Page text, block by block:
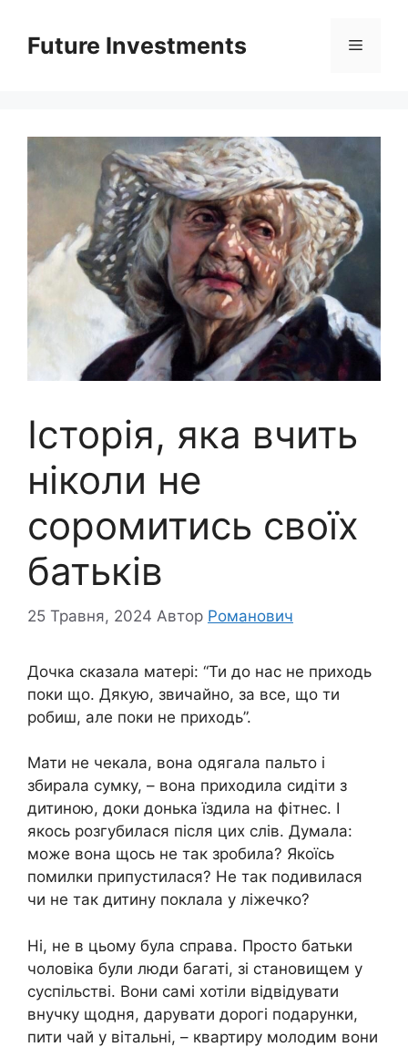
вмістуFuture Investments Меню
Історія, яка вчить
ніколи не
соромитись своїх
батьків
25 Травня, 2024 Автор Романович
Дочка сказала матері: “Ти до нас не приходь
поки що. Дякую, звичайно, за все, що ти
робиш, але поки не приходь”.
Мати не чекала, вона одягала пальто і
збирала сумку, – вона приходила сидіти з
дитиною, доки донька їздила на фітнес. І
якось розгубилася після цих слів. Думала:
може вона щось не так зробила? Якоїсь
помилки припустилася? Не так подивилася
чи не так дитину поклала у ліжечко?
Ні, не в цьому була справа. Просто батьки
чоловіка були люди багаті, зі становищем у
суспільстві. Вони самі хотіли відвідувати
внучку щодня, дарувати дорогі подарунки,
пити чай у вітальні, – квартиру молодим вони